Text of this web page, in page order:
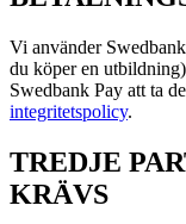
Vi använder
du köper en
Swedbank Pay att ta
integritetspolicy.
TREDJE
KRÄVS